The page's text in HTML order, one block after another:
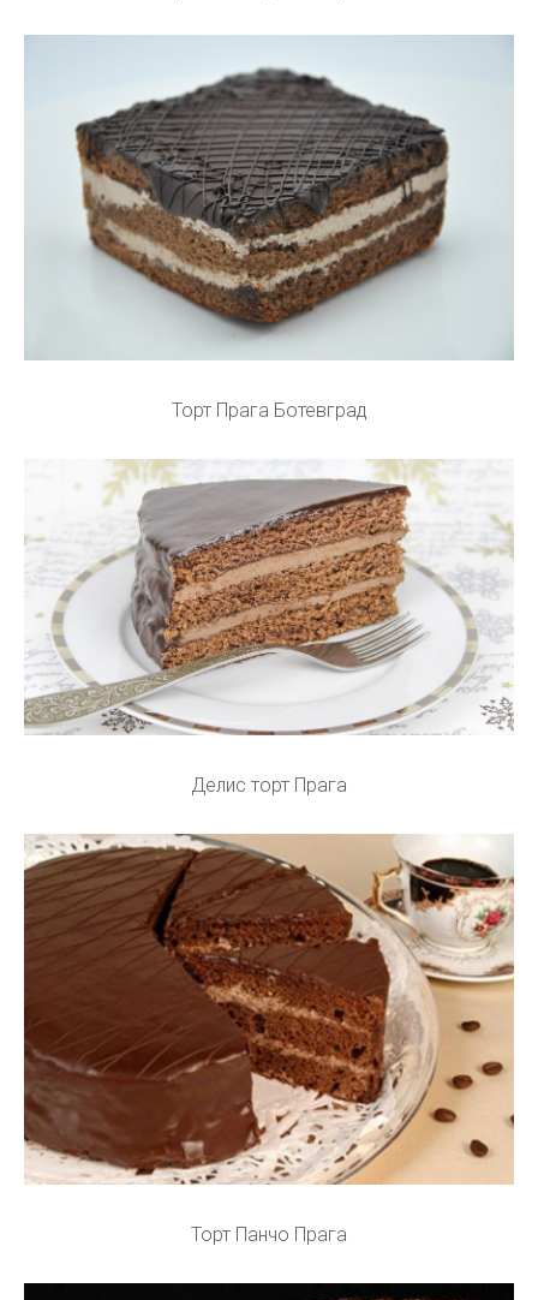
Торт Прага Ботевград
Делис торт Прага
Торт Панчо Прага